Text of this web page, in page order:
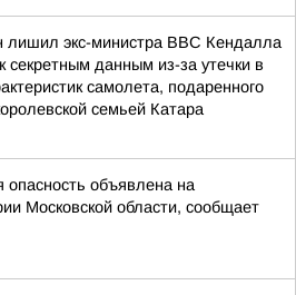
лишил экс-министра ВВС Кендалла
секретным данным из-за утечки в
самолета, подаренного
семьей Катара
опасность объявлена на
Московской области, сообщает